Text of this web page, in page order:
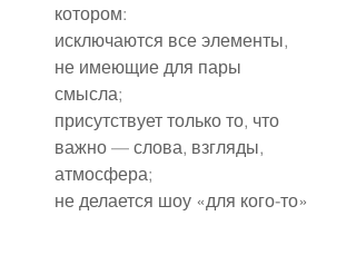
котором:
исключаются все элементы,
не имеющие для пары
смысла;
присутствует только то, что
важно — слова, взгляды,
атмосфера;
не делается шоу «для кого-то»